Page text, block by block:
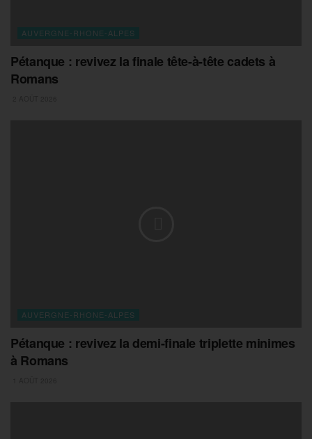
AUVERGNE-RHONE-ALPES
Pétanque : revivez la finale tête-à-tête cadets à
Romans
AUVERGNE-RHONE-ALPES
Pétanque : revivez la demi-finale triplette minimes
à Romans